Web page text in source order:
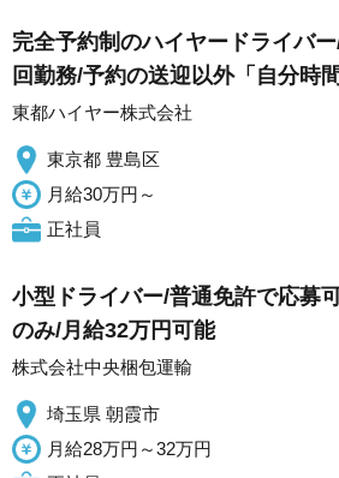
完全予約制のハイヤードライバ
回勤務/予約の送迎以外「自分時
東都ハイヤー株式会社
東京都 豊島区
月給30万円～
正社員
小型ドライバー/普通免許で応募
のみ/月給32万円可能
株式会社中央梱包運輸
埼玉県 朝霞市
月給28万円～32万円